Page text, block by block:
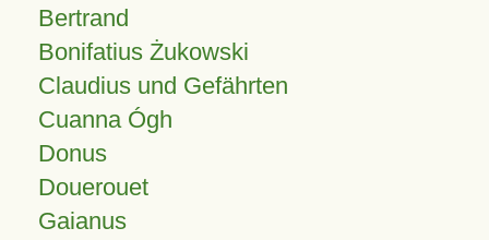
Bertrand
Bonifatius Żukowski
Claudius und Gefährten
Cuanna Ógh
Donus
Douerouet
Gaianus